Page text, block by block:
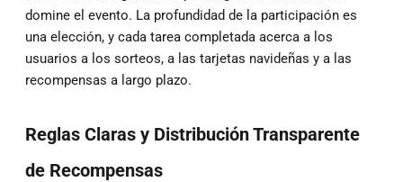
domine el evento. La profundidad de la participación es
una elección, y cada tarea completada acerca a los
usuarios a los sorteos, a las tarjetas navideñas y a las
recompensas a largo plazo.
Reglas Claras y Distribución Transparente
de Recompensas